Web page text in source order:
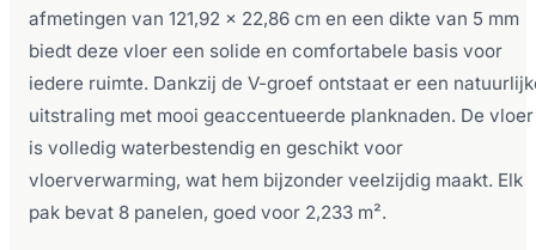
afmetingen van 121,92 x 22,86 cm en een dikte van 5 mm
biedt deze vloer een solide en comfortabele basis voor
iedere ruimte. Dankzij de V-groef ontstaat er een
uitstraling met mooi geaccentueerde planknaden. De vloer
is volledig waterbestendig en geschikt voor
vloerverwarming, wat hem bijzonder veelzijdig maakt. Elk
pak bevat 8 panelen, goed voor 2,233 m².